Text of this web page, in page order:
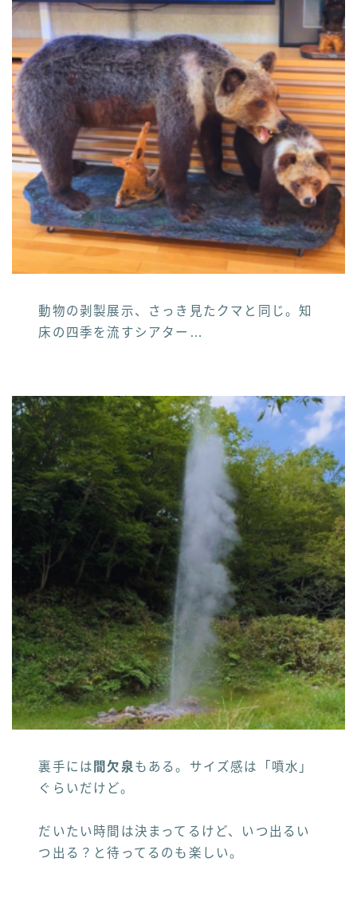
動物の剥製展示、さっき見たクマと同じ。知
床の四季を流すシアター…
裏手には 間欠泉 もある。サイズ感は「噴水」
ぐらいだけど。
だいたい時間は決まってるけど、いつ出るい
つ出る？と待ってるのも楽しい。